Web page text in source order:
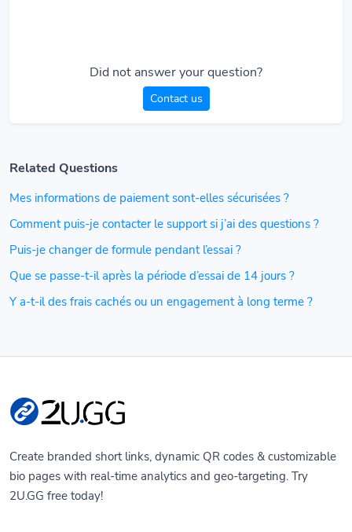
Did not answer your question?
Contact us
Related Questions
Mes informations de paiement sont-elles sécurisées ?
Comment puis-je contacter le support si j’ai des questions ?
Puis-je changer de formule pendant l’essai ?
Que se passe-t-il après la période d’essai de 14 jours ?
Y a-t-il des frais cachés ou un engagement à long terme ?
Create branded short links, dynamic QR codes & customizable
bio pages with real-time analytics and geo-targeting. Try
2U.GG free today!